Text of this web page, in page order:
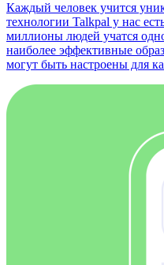
Каждый человек учится
технологии Talkpal у нас
миллионы людей учатся
наиболее эффективные
могут быть настроены для